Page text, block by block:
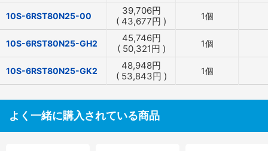
10S-6RST80N25-00 39,706円
( 43,677円 ) 1個
10S-6RST80N25-GH2 45,746円
( 50,321円 ) 1個
10S-6RST80N25-GK2 48,948円
( 53,843円 ) 1個
よく一緒に購入されている商品